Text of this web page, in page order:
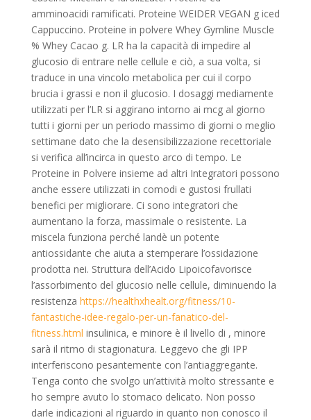
amminoacidi ramificati. Proteine WEIDER VEGAN g iced
Cappuccino. Proteine in polvere Whey Gymline Muscle
% Whey Cacao g. LR ha la capacità di impedire al
glucosio di entrare nelle cellule e ciò, a sua volta, si
traduce in una vincolo metabolica per cui il corpo
brucia i grassi e non il glucosio. I dosaggi mediamente
utilizzati per l’LR si aggirano intorno ai mcg al giorno
tutti i giorni per un periodo massimo di giorni o meglio
settimane dato che la desensibilizzazione recettoriale
si verifica all’incirca in questo arco di tempo. Le
Proteine in Polvere insieme ad altri Integratori possono
anche essere utilizzati in comodi e gustosi frullati
benefici per migliorare. Ci sono integratori che
aumentano la forza, massimale o resistente. La
miscela funziona perché landè un potente
antiossidante che aiuta a stemperare l’ossidazione
prodotta nei. Struttura dell’Acido Lipoicofavorisce
l’assorbimento del glucosio nelle cellule, diminuendo la
resistenza https://healthxhealt.org/fitness/10-
fantastiche-idee-regalo-per-un-fanatico-del-
fitness.html insulinica, e minore è il livello di , minore
sarà il ritmo di stagionatura. Leggevo che gli IPP
interferiscono pesantemente con l’antiaggregante.
Tenga conto che svolgo un’attività molto stressante e
ho sempre avuto lo stomaco delicato. Non posso
darle indicazioni al riguardo in quanto non conosco il